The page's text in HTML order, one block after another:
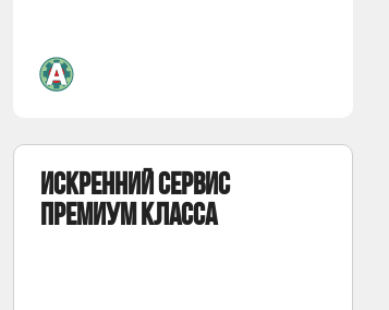
Искренний сервис
премиум класса